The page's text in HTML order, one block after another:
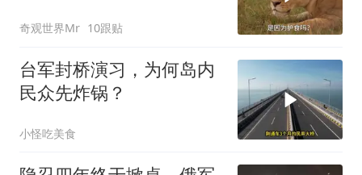
奇观世界Mr 10跟贴
台军封桥演习，为何岛内
民众先炸锅？
小怪吃美食